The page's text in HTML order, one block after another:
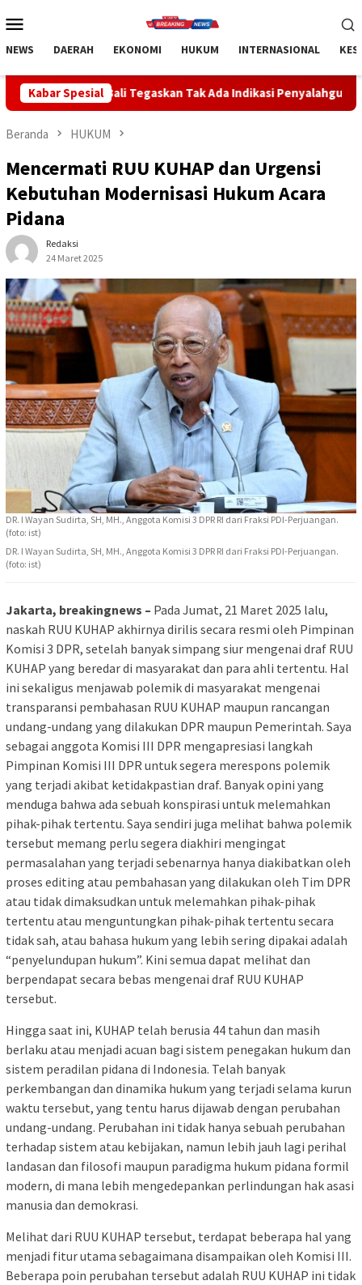
ke
Mobile
NEWS DAERAH EKONOMI HUKUM INTERNASIONAL
Kabar Spesial
Tak Ada Indikasi Penyalahgunaan Barang Sitaan
Beranda HUKUM
Mencermati RUU KUHAP dan Urgensi
Kebutuhan Modernisasi Hukum Acara
Pidana
Redaksi
24 Maret 2025
DR. I Wayan Sudirta, SH, MH., Anggota Komisi 3 DPR RI dari Fraksi PDI-Perjuangan.
(foto: ist)
DR. I Wayan Sudirta, SH, MH., Anggota Komisi 3 DPR RI dari Fraksi PDI-Perjuangan.
(foto: ist)
Jakarta, breakingnews – Pada Jumat, 21 Maret 2025 lalu,
naskah RUU KUHAP akhirnya dirilis secara resmi oleh Pimpinan
Komisi 3 DPR, setelah banyak simpang siur mengenai draf RUU
KUHAP yang beredar di masyarakat dan para ahli tertentu. Hal
ini sekaligus menjawab polemik di masyarakat mengenai
transparansi pembahasan RUU KUHAP maupun rancangan
undang-undang yang dilakukan DPR maupun Pemerintah. Saya
sebagai anggota Komisi III DPR mengapresiasi langkah
Pimpinan Komisi III DPR untuk segera merespons polemik
yang terjadi akibat ketidakpastian draf. Banyak opini yang
menduga bahwa ada sebuah konspirasi untuk melemahkan
pihak-pihak tertentu. Saya sendiri juga melihat bahwa polemik
tersebut memang perlu segera diakhiri mengingat
permasalahan yang terjadi sebenarnya hanya diakibatkan oleh
proses editing atau pembahasan yang dilakukan oleh Tim DPR
atau tidak dimaksudkan untuk melemahkan pihak-pihak
tertentu atau menguntungkan pihak-pihak tertentu secara
tidak sah, atau bahasa hukum yang lebih sering dipakai adalah
“penyelundupan hukum”. Kini semua dapat melihat dan
berpendapat secara bebas mengenai draf RUU KUHAP
tersebut.
Hingga saat ini, KUHAP telah berusia 44 tahun dan masih
berlaku atau menjadi acuan bagi sistem penegakan hukum dan
sistem peradilan pidana di Indonesia. Telah banyak
perkembangan dan dinamika hukum yang terjadi selama kurun
waktu tersebut, yang tentu harus dijawab dengan perubahan
undang-undang. Perubahan ini tidak hanya sebuah perubahan
terhadap sistem atau kebijakan, namun lebih jauh lagi perihal
landasan dan filosofi maupun paradigma hukum pidana formil
modern, di mana lebih mengedepankan perlindungan hak asasi
manusia dan demokrasi.
Melihat dari RUU KUHAP tersebut, terdapat beberapa hal yang
menjadi fitur utama sebagaimana disampaikan oleh Komisi III.
Beberapa poin perubahan tersebut adalah RUU KUHAP ini tidak